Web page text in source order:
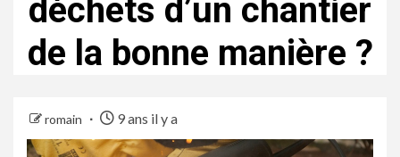
déchets d’un chantier
de la bonne manière ?
romain 9 ans il y a